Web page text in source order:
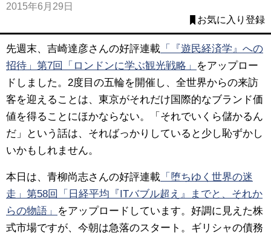
2015年6月29日
お気に入り登録
先週末、吉崎達彦さんの好評連載 「『遊民経済学』への
招待」第7回「ロンドンに学ぶ観光戦略」
をアップロー
ドしました。2度目の五輪を開催し、全世界からの来訪
客を迎えることは、東京がそれだけ国際的なブランド価
値を得ることにほかならない。「それでいくら儲かるん
だ」という話は、そればっかりしていると少し恥ずかし
いかもしれません。
本日は、青柳尚志さんの好評連載 「堕ちゆく世界の迷
走」第58回「日経平均『ITバブル超え』までと、それか
らの物語」
をアップロードしています。好調に見えた株
式市場ですが、今朝は急落のスタート。ギリシャの債務